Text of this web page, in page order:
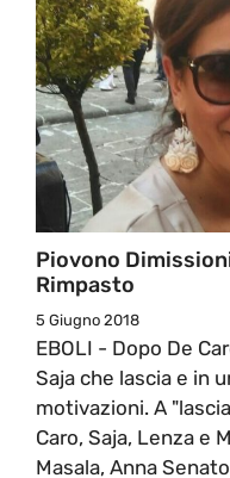
Piovono
Rimpasto
5 Giugno 2018
EBOLI - Dopo De
Saja che lascia e in
motivazioni. A
Caro, Saja, Lenza e
Masala, Anna